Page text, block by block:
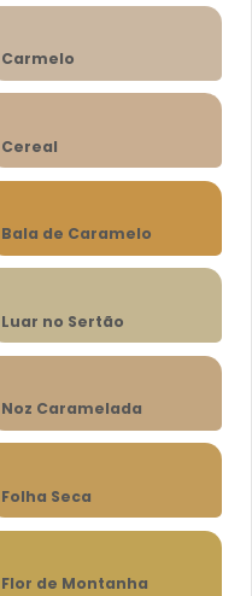
Carmelo
Cereal
Bala de Caramelo
Luar no Sertão
Noz Caramelada
Folha Seca
Flor de Montanha